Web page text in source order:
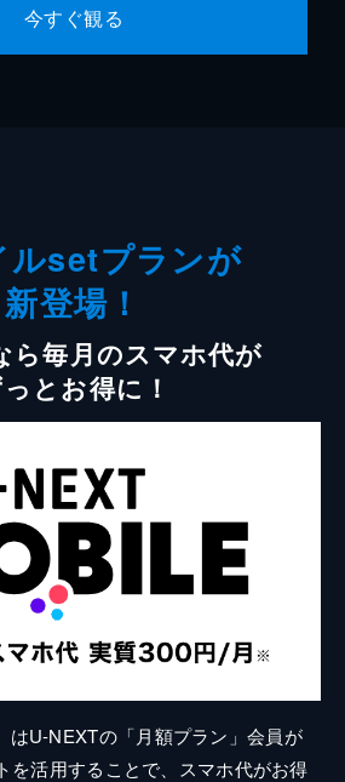
今すぐ観る
ルsetプランが
新登場！
ら毎月のスマホ代が
とお得に！
はU-NEXTの「月額プラン」会員が
を活用することで、スマホ代がお得